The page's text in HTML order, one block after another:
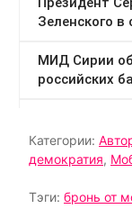
Категории:
демократия,
Тэги: бронь от